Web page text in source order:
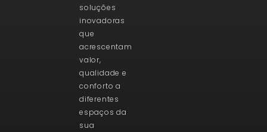
soluções
inovadoras
que
acrescentam
valor,
qualidade e
conforto a
diferentes
espaços da
sua